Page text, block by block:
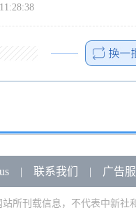
| 联系我们 | 广告
站所刊载信息，不代表中新社